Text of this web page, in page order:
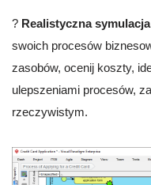
? Realistyczna
swoich procesów
zasobów, ocenij koszty,
ulepszeniami procesów,
rzeczywistym.